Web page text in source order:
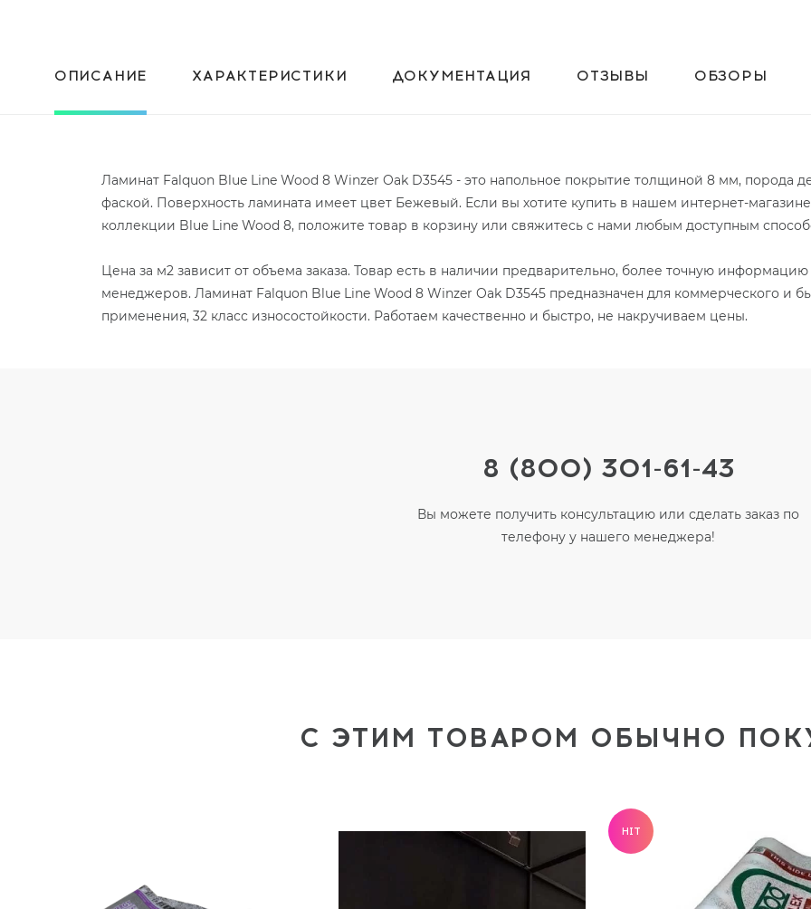
ОПИСАНИЕ ХАРАКТЕРИСТИКИ ДОКУМЕНТАЦИЯ ОТЗЫВЫ ОБЗОРЫ
Ламинат Falquon Blue Line Wood 8 Winzer Oak D3545 - это напольное покрытие толщиной 8 мм, порода
фаской. Поверхность ламината имеет цвет Бежевый. Если вы хотите купить в нашем интернет-
коллекции Blue Line Wood 8, положите товар в корзину или свяжитесь с нами любым доступным
Цена за м2 зависит от объема заказа. Товар есть в наличии предварительно, более точную информацию
менеджеров. Ламинат Falquon Blue Line Wood 8 Winzer Oak D3545 предназначен для коммерческого и
применения, 32 класс износостойкости. Работаем качественно и быстро, не накручиваем цены.
8 (800) 301-61-43
Вы можете получить консультацию или сделать заказ по
телефону у нашего менеджера!
С ЭТИМ ТОВАРОМ ОБЫЧНО
HIT